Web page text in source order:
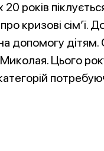
20 років
кризові сім’ї.
допомогу
Цього